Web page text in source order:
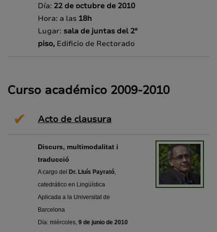
Día: 22 de octubre de 2010
Hora: a las 18h
Lugar: sala de juntas del 2º
piso, Edificio de Rectorado
Curso académico 2009-2010
✔ Acto de clausura
Discurs, multimodalitat i
traducció
A cargo del Dr. Lluís Payrató,
catedrático en Lingüística
Aplicada a la Universitat de
Barcelona
Día: miércoles, 9 de junio de 2010